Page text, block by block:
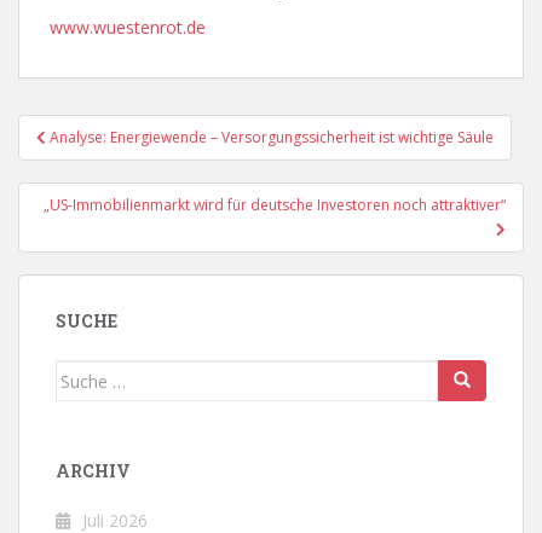
www.wuestenrot.de
Beitragsnavigation
Analyse: Energiewende – Versorgungssicherheit ist wichtige Säule
„US-Immobilienmarkt wird für deutsche Investoren noch attraktiver“
SUCHE
Suche
ARCHIV
Juli 2026